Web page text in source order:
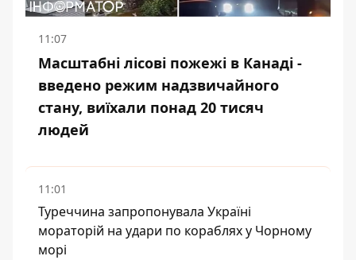
11:07
Масштабні лісові пожежі в Канаді -
введено режим надзвичайного
стану, виїхали понад 20 тисяч
людей
11:01
Туреччина запропонувала Україні
мораторій на удари по кораблях у Чорному
морі